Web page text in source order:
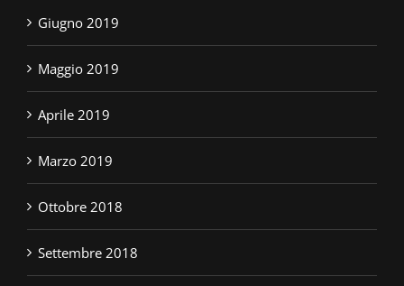
Giugno 2019
Maggio 2019
Aprile 2019
Marzo 2019
Ottobre 2018
Settembre 2018